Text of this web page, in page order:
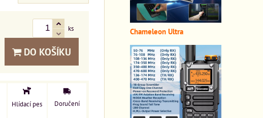
ks
DO KOŠÍKU
Hlídací pes Doručení
Chameleon Ultra